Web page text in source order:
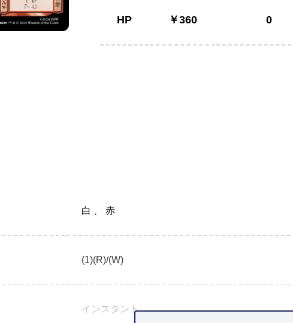
HP ￥360 0
白 、 赤
(1)(R)/(W)
インスタント